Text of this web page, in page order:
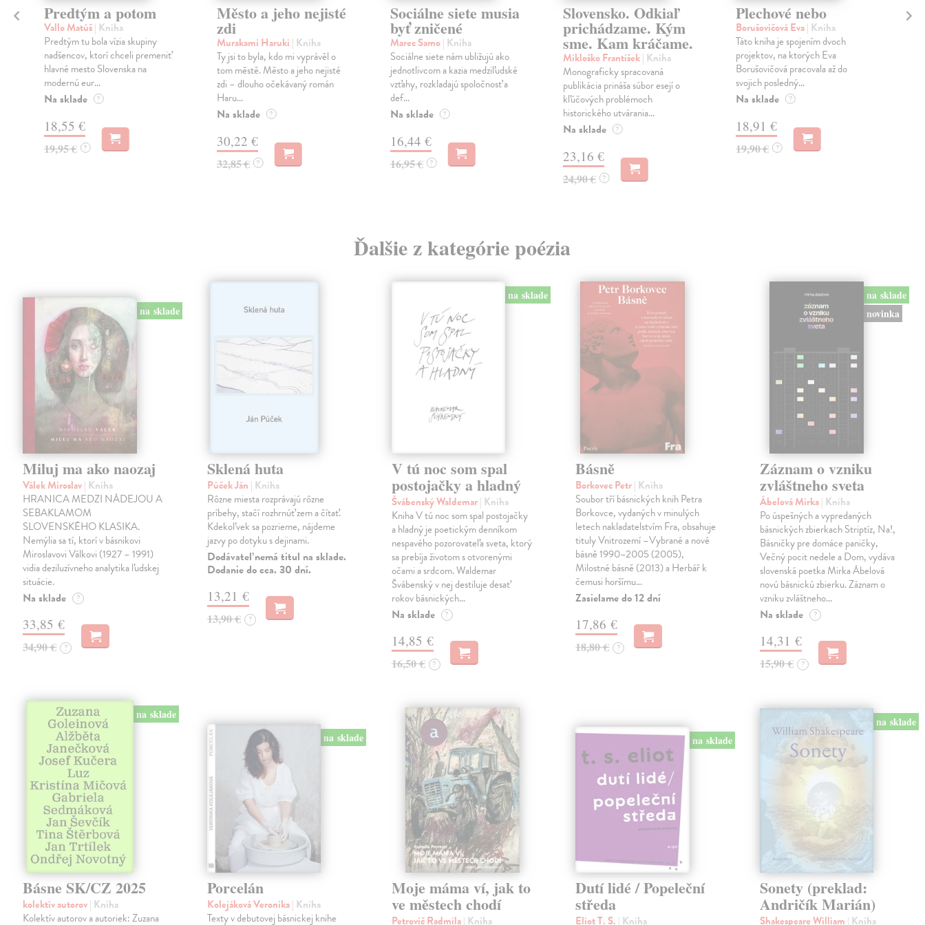
Predtým a potom
Vallo Matúš| Kniha
Predtým tu bola vízia skupiny
nadšencov, ktorí chceli premeniť
hlavné mesto Slovenska na
modernú eur...
Na sklade ?
18,55 €
19,95 € ?
Město a jeho nejisté
zdi
Murakami Haruki | Kniha
Ty jsi to byla, kdo mi vyprávěl o
tom městě. Město a jeho nejisté
zdi – dlouho očekávaný román
Haru...
Na sklade ?
30,22 €
32,85 € ?
Sociálne siete musia
byť zničené
Marec Samo| Kniha
Sociálne siete nám ubližujú ako
jednotlivcom a kazia medziľudské
vzťahy, rozkladajú spoločnosť a
def...
Na sklade ?
16,44 €
16,95 € ?
Slovensko. Odkiaľ
prichádzame. Kým
sme. Kam kráčame.
Mikloško František| Kniha
Monograficky spracovaná
publikácia prináša súbor esejí o
kľúčových problémoch
historického utvárania...
Na sklade ?
23,16 €
24,90 € ?
Plechové nebo
Borušovičová Eva| Kniha
Táto kniha je spojením dvoch
projektov, na ktorých Eva
Borušovičová pracovala až do
svojich posledný...
Na sklade ?
18,91 €
19,90 € ?
Ďalšie z kategórie poézia
na sklade
Miluj ma ako naozaj
Válek Miroslav| Kniha
HRANICA MEDZI NÁDEJOU A
SEBAKLAMOM
SLOVENSKÉHO KLASIKA.
Nemýlia sa tí, ktorí v básnikovi
Miroslavovi Válkovi (1927 – 1991)
vidia deziluzívneho analytika ľudskej
situácie.
Na sklade ?
33,85 €
34,90 € ?
Sklená huta
Púček Ján | Kniha
Rôzne miesta rozprávajú rôzne
príbehy, stačí rozhrnúť zem a čítať.
Kdekoľvek sa pozrieme, nájdeme
jazvy po dotyku s dejinami.
Dodávateľ nemá titul na sklade.
Dodanie do cca. 30 dní.
13,21 €
13,90 € ?
na sklade
V tú noc som spal
postojačky a hladný
Švábenský Waldemar| Kniha
Kniha V tú noc som spal postojačky
a hladný je poetickým denníkom
nespavého pozorovateľa sveta, ktorý
sa prebíja životom s otvorenými
očami a srdcom. Waldemar
Švábenský v nej destiluje desať
rokov básnických…
Na sklade ?
14,85 €
16,50 € ?
Básně
Borkovec Petr| Kniha
Soubor tří básnických knih Petra
Borkovce, vydaných v minulých
letech nakladatelstvím Fra, obsahuje
tituly Vnitrozemí –Vybrané a nové
básně 1990–2005 (2005),
Milostné básně (2013) a Herbář k
čemusi horšímu…
Zasielame do 12 dní
17,86 €
18,80 € ?
na sklade
novinka
Záznam o vzniku
zvláštneho sveta
Ábelová Mirka| Kniha
Po úspešných a vypredaných
básnických zbierkach Striptíz, Na!,
Básničky pre domáce paničky,
Večný pocit nedele a Dom, vydáva
slovenská poetka Mirka Ábelová
novú básnickú zbierku. Záznam o
vzniku zvláštneho…
Na sklade ?
14,31 €
15,90 € ?
na sklade
Básne SK/CZ 2025
kolektív autorov| Kniha
Kolektív autorov a autoriek: Zuzana
na sklade
Porcelán
Kolejáková Veronika| Kniha
Texty v debutovej básnickej knihe
Moje máma ví, jak to
ve městech chodí
Petrovič Radmila| Kniha
na sklade
Dutí lidé / Popeleční
středa
Eliot T. S. | Kniha
na sklade
Sonety (preklad:
Andričík Marián)
Shakespeare William | Kniha